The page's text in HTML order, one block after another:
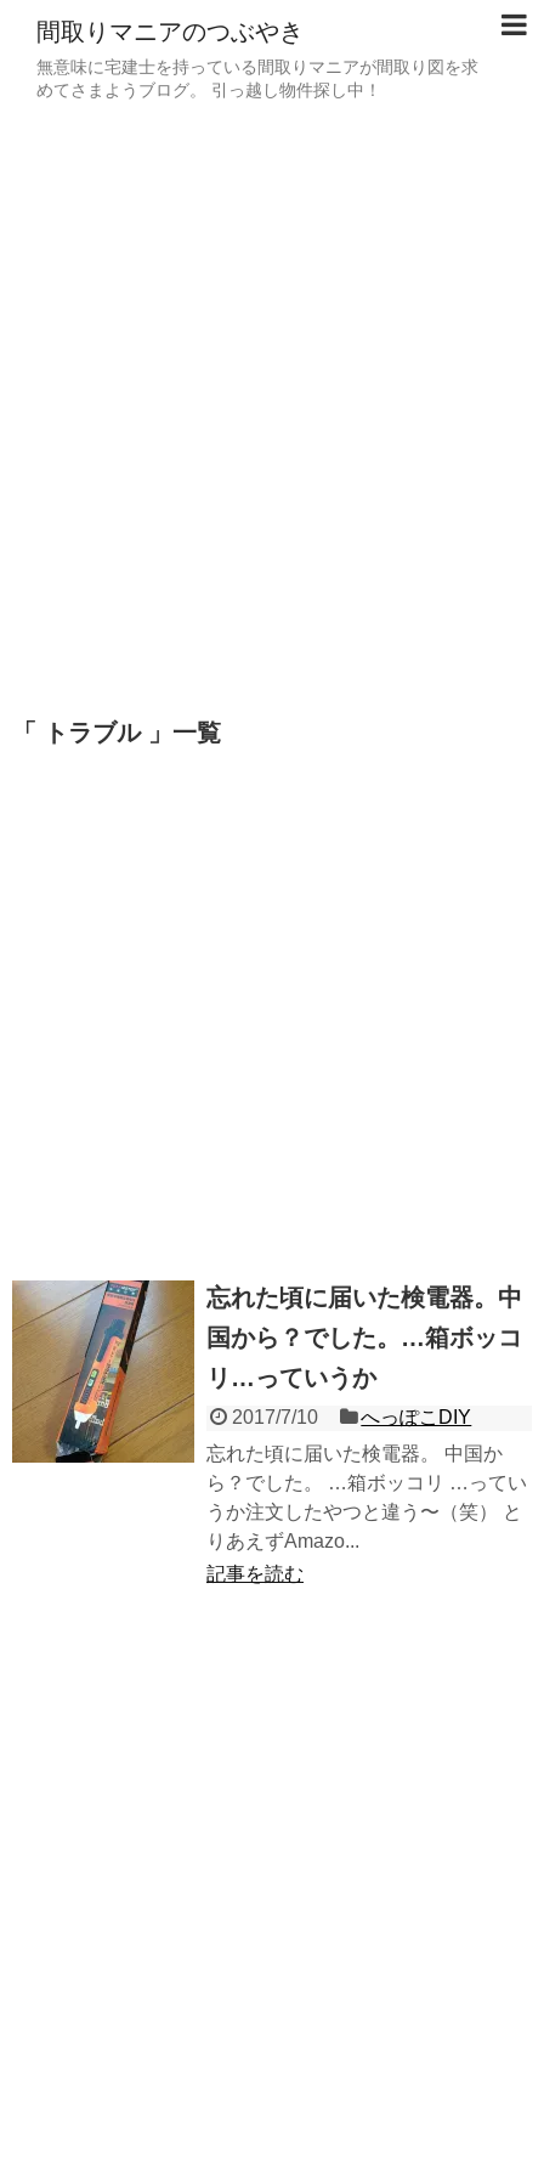
間取りマニアのつぶやき
無意味に宅建士を持っている間取りマニアが間取り図を求
めてさまようブログ。 引っ越し物件探し中！
「 トラブル 」一覧
忘れた頃に届いた検電器。中
国から？でした。…箱ボッコ
リ…っていうか
2017/7/10
へっぽこDIY
忘れた頃に届いた検電器。 中国か
ら？でした。 …箱ボッコリ …ってい
うか注文したやつと違う〜（笑） と
りあえずAmazo...
記事を読む